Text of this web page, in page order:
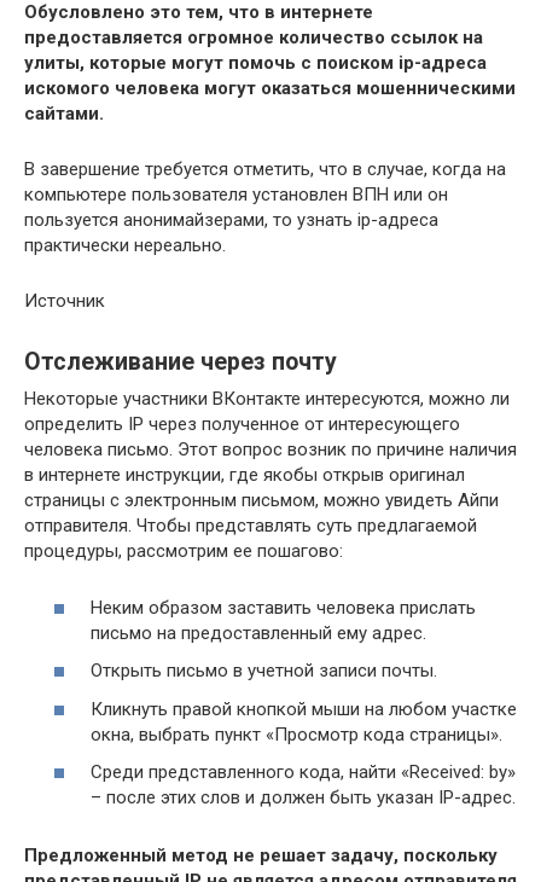
Обусловлено это тем, что в интернете
предоставляется огромное количество ссылок на
улиты, которые могут помочь с поиском ip-адреса
искомого человека могут оказаться мошенническими
сайтами.
В завершение требуется отметить, что в случае, когда на
компьютере пользователя установлен ВПН или он
пользуется анонимайзерами, то узнать ip-адреса
практически нереально.
Источник
Отслеживание через почту
Некоторые участники ВКонтакте интересуются, можно ли
определить IP через полученное от интересующего
человека письмо. Этот вопрос возник по причине наличия
в интернете инструкции, где якобы открыв оригинал
страницы с электронным письмом, можно увидеть Айпи
отправителя. Чтобы представлять суть предлагаемой
процедуры, рассмотрим ее пошагово:
Неким образом заставить человека прислать
письмо на предоставленный ему адрес.
Открыть письмо в учетной записи почты.
Кликнуть правой кнопкой мыши на любом участке
окна, выбрать пункт «Просмотр кода страницы».
Среди представленного кода, найти «Received: by»
– после этих слов и должен быть указан IP-адрес.
Предложенный метод не решает задачу, поскольку